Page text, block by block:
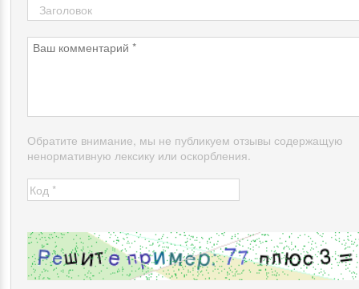
Обратите внимание, мы не публикуем отзывы содержащую
ненормативную лексику или оскорбления.